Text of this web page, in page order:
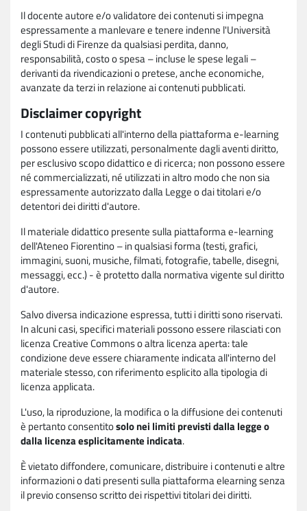
Il docente autore e/o validatore dei contenuti si impegna
espressamente a manlevare e tenere indenne l'Università
degli Studi di Firenze da qualsiasi perdita, danno,
responsabilità, costo o spesa – incluse le spese legali –
derivanti da rivendicazioni o pretese, anche economiche,
avanzate da terzi in relazione ai contenuti pubblicati.
Disclaimer copyright
I contenuti pubblicati all'interno della piattaforma e-learning
possono essere utilizzati, personalmente dagli aventi diritto,
per esclusivo scopo didattico e di ricerca; non possono essere
né commercializzati, né utilizzati in altro modo che non sia
espressamente autorizzato dalla Legge o dai titolari e/o
detentori dei diritti d'autore.
Il materiale didattico presente sulla piattaforma e-learning
dell'Ateneo Fiorentino – in qualsiasi forma (testi, grafici,
immagini, suoni, musiche, filmati, fotografie, tabelle, disegni,
messaggi, ecc.) - è protetto dalla normativa vigente sul diritto
d'autore.
Salvo diversa indicazione espressa, tutti i diritti sono riservati.
In alcuni casi, specifici materiali possono essere rilasciati con
licenza Creative Commons o altra licenza aperta: tale
condizione deve essere chiaramente indicata all'interno del
materiale stesso, con riferimento esplicito alla tipologia di
licenza applicata.
L'uso, la riproduzione, la modifica o la diffusione dei contenuti
è pertanto consentitosolo nei limiti previsti dalla legge o
dalla licenza esplicitamente indicata.
È vietato diffondere, comunicare, distribuire i contenuti e altre
informazioni o dati presenti sulla piattaforma elearning senza
il previo consenso scritto dei rispettivi titolari dei diritti.